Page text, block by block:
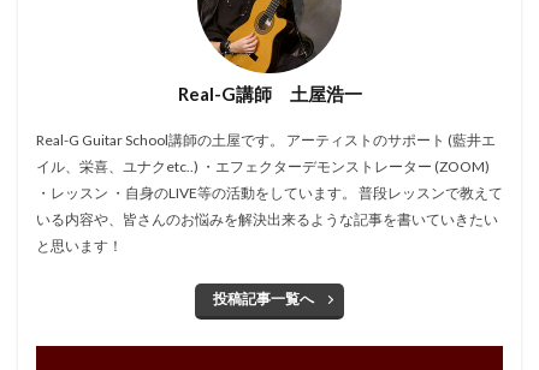
Real-G講師 土屋浩一
Real-G Guitar School講師の土屋です。 アーティストのサポート (藍井エ
イル、栄喜、ユナクetc..) ・エフェクターデモンストレーター (ZOOM)
・レッスン ・自身のLIVE等の活動をしています。 普段レッスンで教えて
いる内容や、皆さんのお悩みを解決出来るような記事を書いていきたい
と思います！
投稿記事一覧へ